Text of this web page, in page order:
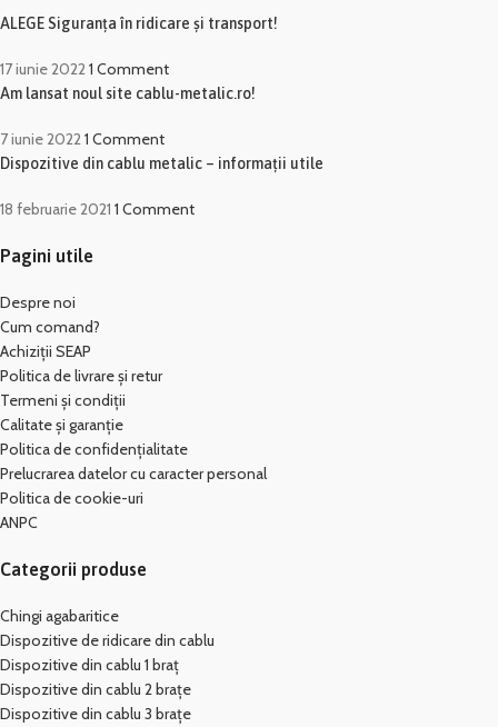
ALEGE Siguranța în ridicare și transport!
17 iunie 20221 Comment
Am lansat noul site cablu-metalic.ro!
7 iunie 20221 Comment
Dispozitive din cablu metalic – informații utile
18 februarie 2021 1 Comment
Pagini utile
Despre noi
Cum comand?
Achiziții SEAP
Politica de livrare și retur
Termeni și condiții
Calitate și garanție
Politica de confidențialitate
Prelucrarea datelor cu caracter personal
Politica de cookie-uri
ANPC
Categorii produse
Chingi agabaritice
Dispozitive de ridicare din cablu
Dispozitive din cablu 1 braț
Dispozitive din cablu 2 brațe
Dispozitive din cablu 3 brațe